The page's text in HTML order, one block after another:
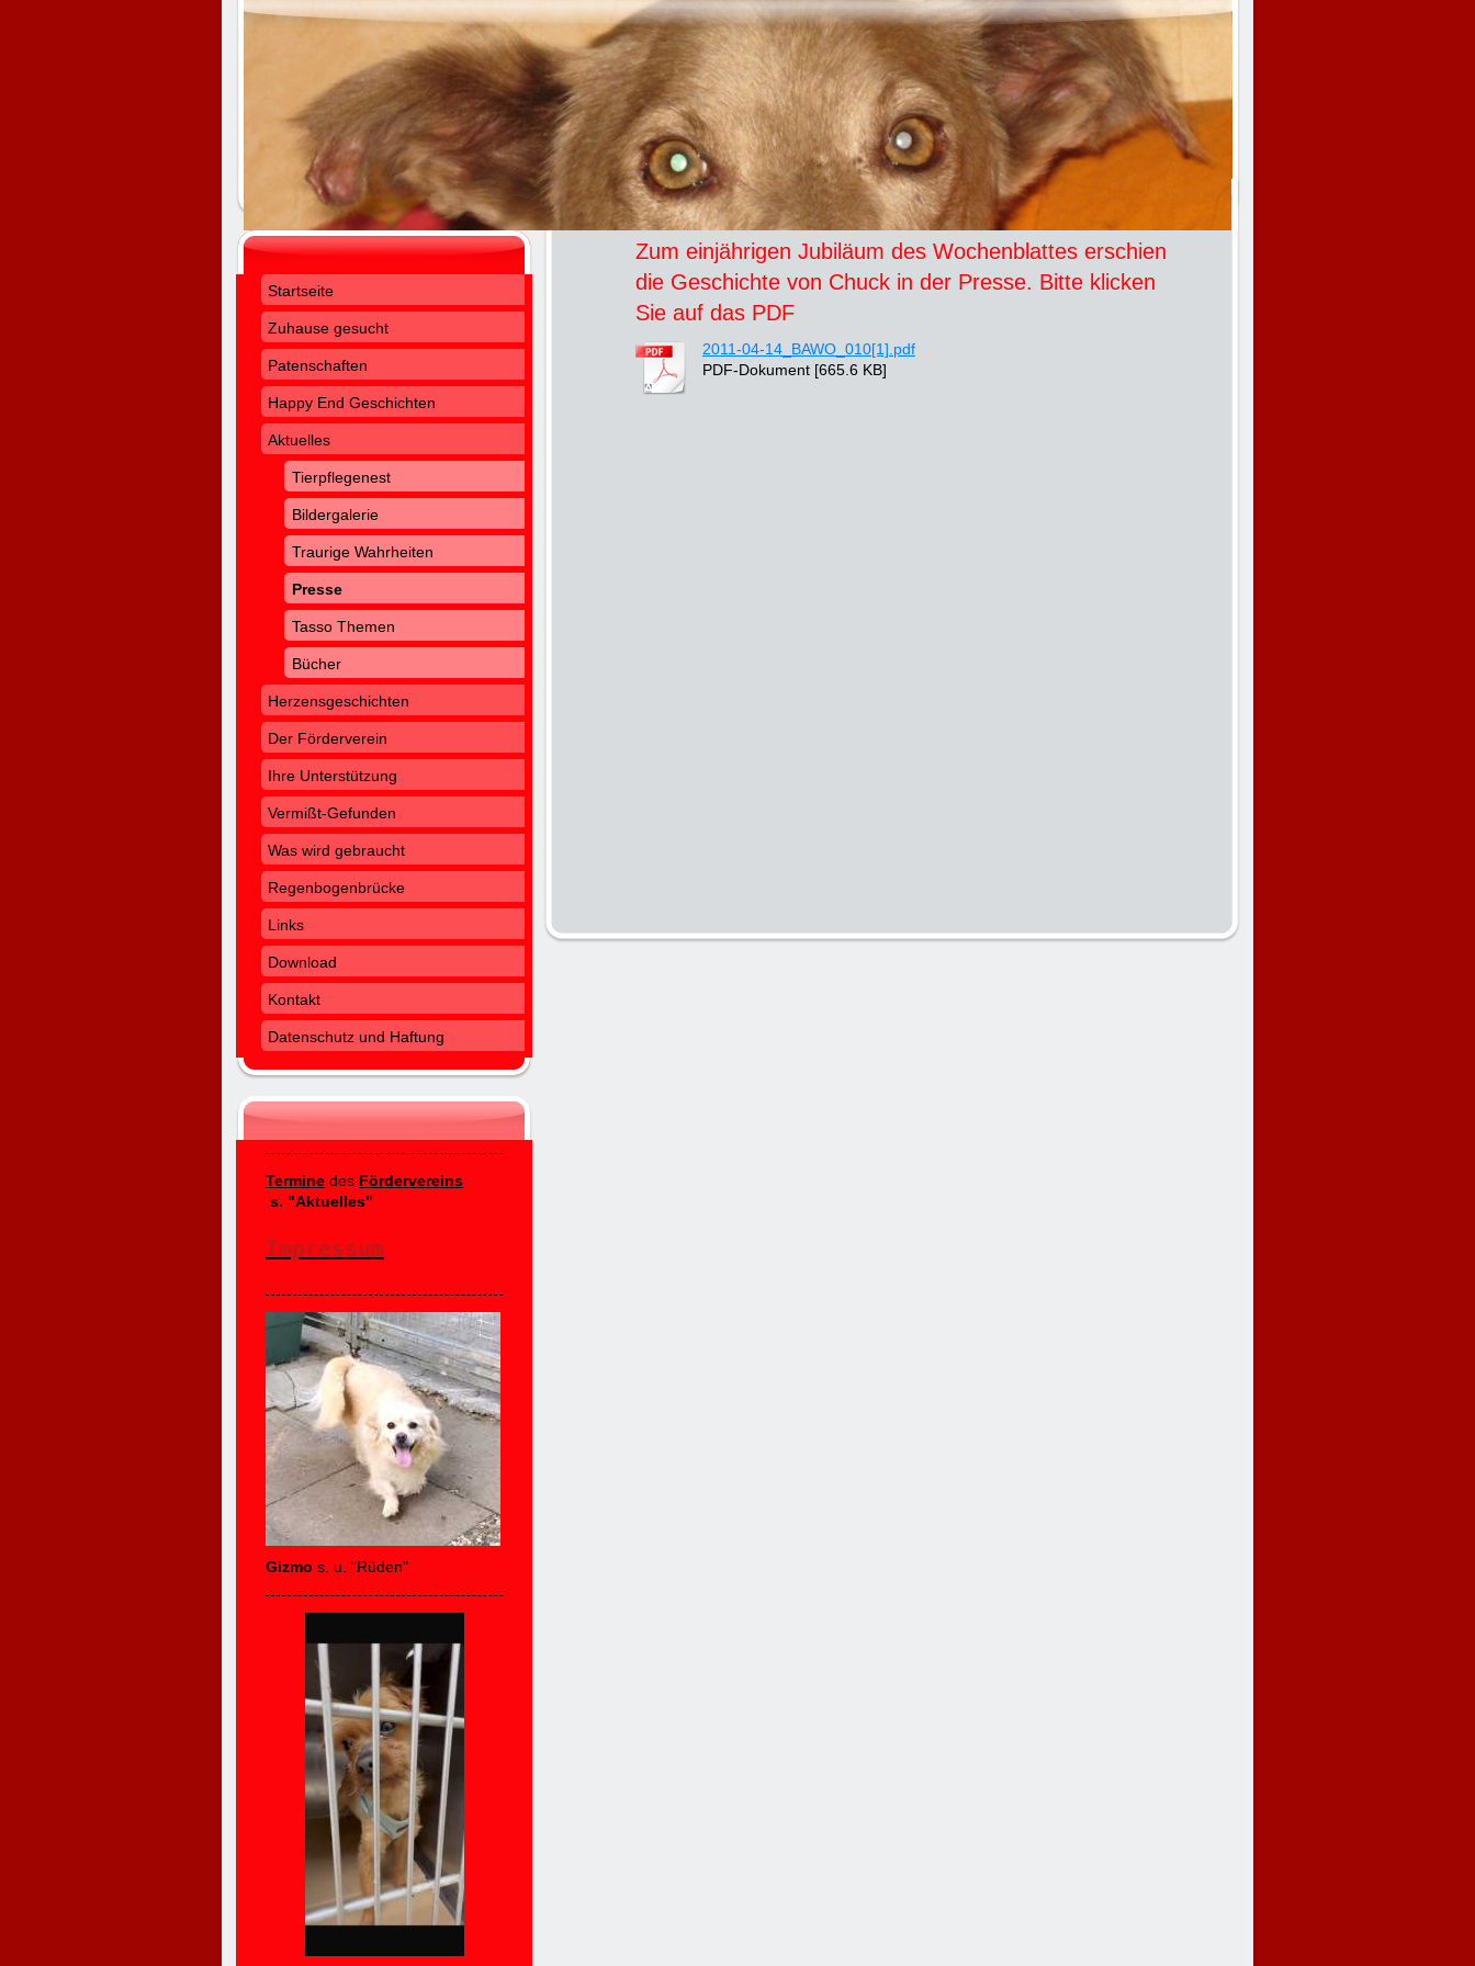
Zum einjährigen Jubiläum des Wochenblattes erschien
die Geschichte von Chuck in der Presse. Bitte klicken
Sie auf das PDF
2011-04-14_BAWO_010[1].pdf
PDF-Dokument [665.6 KB]
Startseite
Zuhause gesucht
Patenschaften
Happy End Geschichten
Aktuelles
Tierpflegenest
Bildergalerie
Traurige Wahrheiten
Presse
Tasso Themen
Bücher
Herzensgeschichten
Der Förderverein
Ihre Unterstützung
Vermißt-Gefunden
Was wird gebraucht
Regenbogenbrücke
Links
Download
Kontakt
Datenschutz und Haftung
Termine des Fördervereins
s. "Aktuelles"
Impressum
Gizmo s. u. "Rüden"